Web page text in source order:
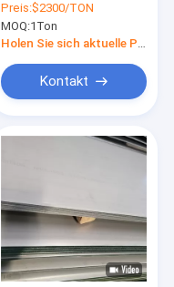
mit CER/SGS
Preis:$2300/TON
MOQ:1Ton
Kontakt